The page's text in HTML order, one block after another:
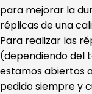
para mejorar la
réplicas de una
Para realizar las
(dependiendo del
estamos abiertos
pedido siempre y